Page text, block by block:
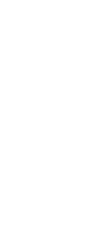
bezpłatny,